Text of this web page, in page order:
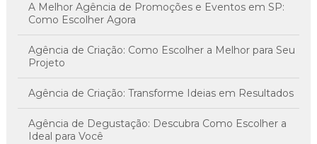
A Melhor Agência de Promoções e Eventos em SP:
Como Escolher Agora
Agência de Criação: Como Escolher a Melhor para Seu
Projeto
Agência de Criação: Transforme Ideias em Resultados
Agência de Degustação: Descubra Como Escolher a
Ideal para Você